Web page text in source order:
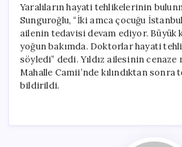
Yaralıların hayati tehlikelerinin
Sunguroğlu, “İki amca çocuğu
ailenin tedavisi devam ediyor. Büyük
yoğun bakımda. Doktorlar hayati
söyledi” dedi. Yıldız ailesinin cenaze
Mahalle Camii’nde kılındıktan
bildirildi.